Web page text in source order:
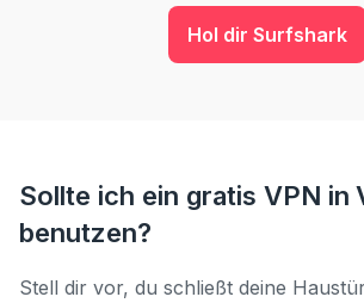
Hol dir Surfshark
Sollte ich ein gratis VPN in
benutzen?
Stell dir vor, du schließt deine